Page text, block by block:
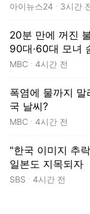
아이뉴스24 3시간
20분 만에 꺼진
90대·60대 모녀
MBC 4시간 전
폭염에 물까지
국 날씨?
MBC 4시간 전
"한국 이미지 추
일본도 지목되자
SBS 4시간 전